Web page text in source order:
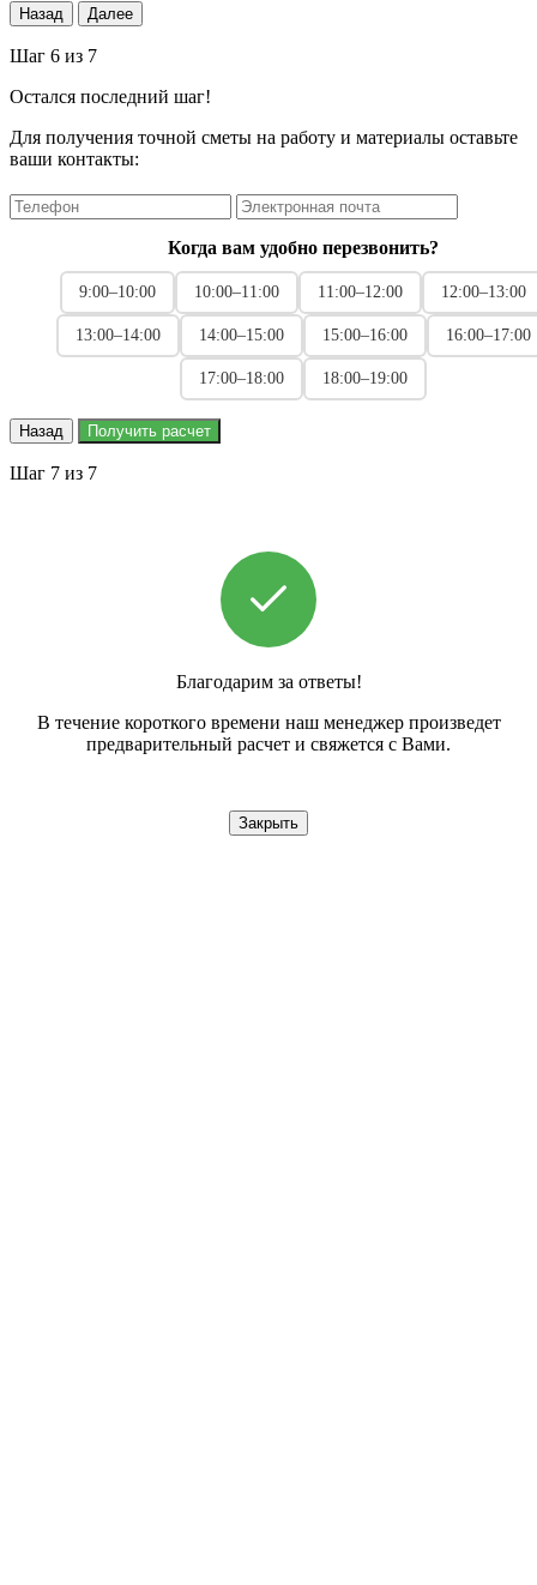
Назад Далее
Шаг 6 из 7
Остался последний шаг!
Для получения точной сметы на работу и материалы оставьте
ваши контакты:
Когда вам удобно перезвонить?
9:00–10:00 10:00–11:00 11:00–12:00 12:00–13:00
13:00–14:00 14:00–15:00 15:00–16:00 16:00–17:00
17:00–18:00 18:00–19:00
Назад Получить расчет
Шаг 7 из 7
Благодарим за ответы!
В течение короткого времени наш менеджер произведет
предварительный расчет и свяжется с Вами.
Закрыть